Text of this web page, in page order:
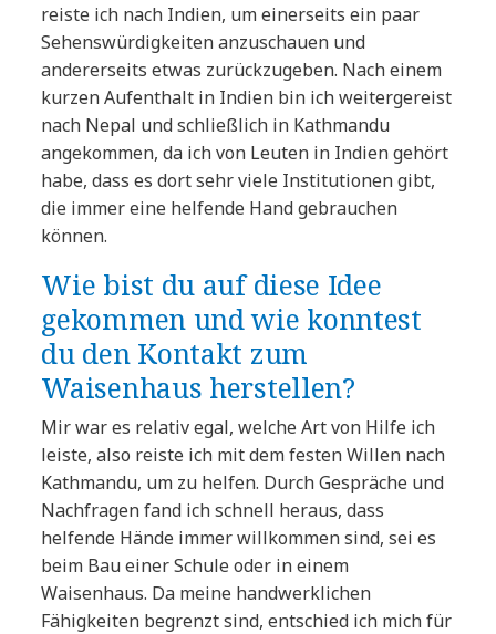
reiste ich nach Indien, um einerseits ein paar
Sehenswürdigkeiten anzuschauen und
andererseits etwas zurückzugeben. Nach einem
kurzen Aufenthalt in Indien bin ich weitergereist
nach Nepal und schließlich in Kathmandu
angekommen, da ich von Leuten in Indien gehört
habe, dass es dort sehr viele Institutionen gibt,
die immer eine helfende Hand gebrauchen
können.
Wie bist du auf diese Idee
gekommen und wie konntest
du den Kontakt zum
Waisenhaus herstellen?
Mir war es relativ egal, welche Art von Hilfe ich
leiste, also reiste ich mit dem festen Willen nach
Kathmandu, um zu helfen. Durch Gespräche und
Nachfragen fand ich schnell heraus, dass
helfende Hände immer willkommen sind, sei es
beim Bau einer Schule oder in einem
Waisenhaus. Da meine handwerklichen
Fähigkeiten begrenzt sind, entschied ich mich für